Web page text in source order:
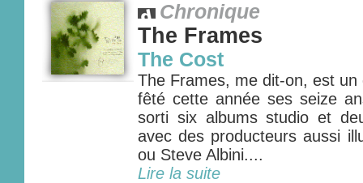
Chronique
The Frames
The Cost
The Frames, me dit-on, est un
fêté cette année ses seize
sorti six albums studio et
avec des producteurs aussi
ou Steve Albini....
Lire la suite